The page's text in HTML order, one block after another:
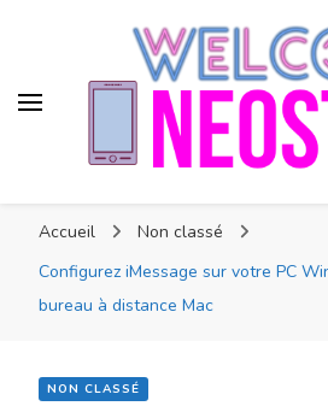
Accueil
Non classé
Configurez iMessage sur votre PC
bureau à distance Mac
NON CLASSÉ